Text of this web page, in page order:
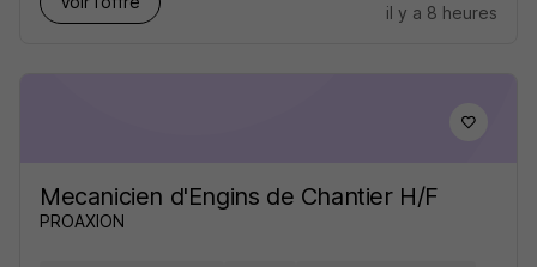
il y a 8 heures
Mecanicien d'Engins de Chantier H/F
PROAXION